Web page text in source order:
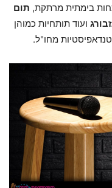
בימתית מרתקת, תום
ועוד תותחיות כמוהן
מחו"ל.